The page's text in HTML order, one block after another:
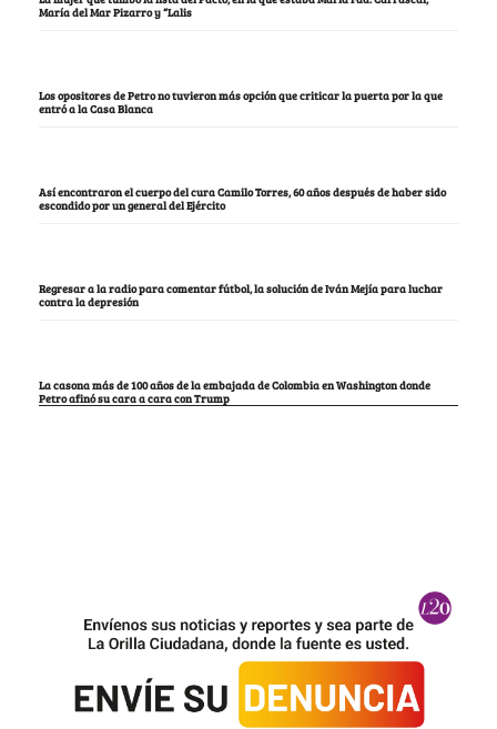
María del Mar Pizarro y “Lalis
Los opositores de Petro no tuvieron más opción que criticar la puerta por la que
entró a la Casa Blanca
Así encontraron el cuerpo del cura Camilo Torres, 60 años después de haber sido
escondido por un general del Ejército
Regresar a la radio para comentar fútbol, la solución de Iván Mejía para luchar
contra la depresión
La casona más de 100 años de la embajada de Colombia en Washington donde
Petro afinó su cara a cara con Trump